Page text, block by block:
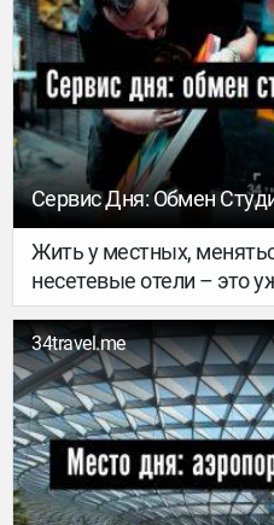
официальных сайтов о
запустили в разных
Сервис Дня: Обмен
Жить у местных,
несетевые отели – это
Теперь можно
студиями и
устроен новый сервис
34travel.me